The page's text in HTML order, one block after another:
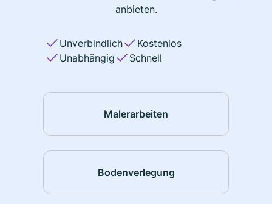
anbieten.
Unverbindlich
Kostenlos
Unabhängig
Schnell
Malerarbeiten
Bodenverlegung